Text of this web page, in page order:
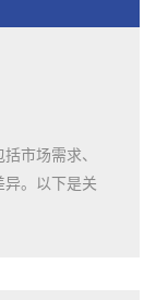
市场需求、
。以下是关